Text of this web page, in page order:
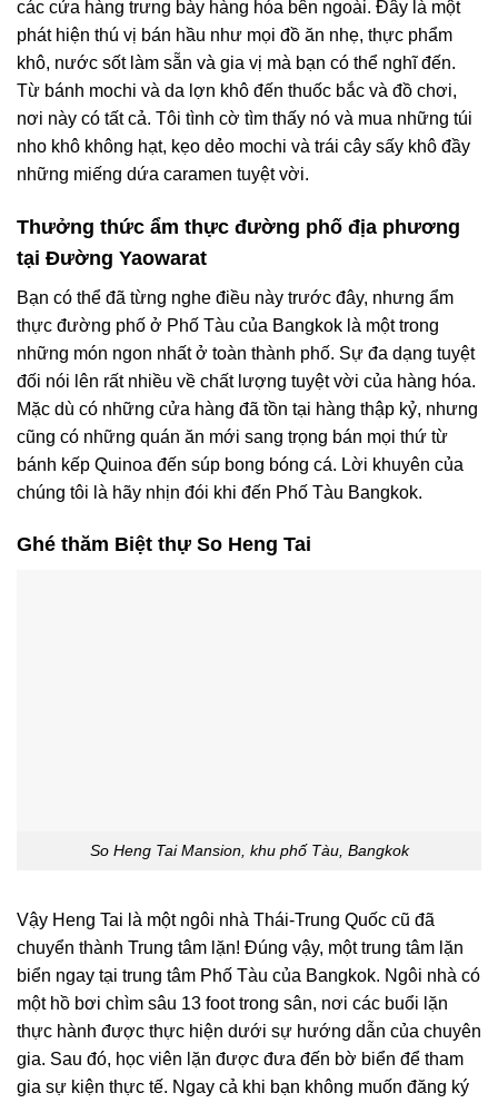
các cửa hàng trưng bày hàng hóa bên ngoài. Đây là một
phát hiện thú vị bán hầu như mọi đồ ăn nhẹ, thực phẩm
khô, nước sốt làm sẵn và gia vị mà bạn có thể nghĩ đến.
Từ bánh mochi và da lợn khô đến thuốc bắc và đồ chơi,
nơi này có tất cả. Tôi tình cờ tìm thấy nó và mua những túi
nho khô không hạt, kẹo dẻo mochi và trái cây sấy khô đầy
những miếng dứa caramen tuyệt vời.
Thưởng thức ẩm thực đường phố địa phương
tại Đường Yaowarat
Bạn có thể đã từng nghe điều này trước đây, nhưng ẩm
thực đường phố ở Phố Tàu của Bangkok là một trong
những món ngon nhất ở toàn thành phố. Sự đa dạng tuyệt
đối nói lên rất nhiều về chất lượng tuyệt vời của hàng hóa.
Mặc dù có những cửa hàng đã tồn tại hàng thập kỷ, nhưng
cũng có những quán ăn mới sang trọng bán mọi thứ từ
bánh kếp Quinoa đến súp bong bóng cá. Lời khuyên của
chúng tôi là hãy nhịn đói khi đến Phố Tàu Bangkok.
Ghé thăm Biệt thự So Heng Tai
So Heng Tai Mansion, khu phố Tàu, Bangkok
Vậy Heng Tai là một ngôi nhà Thái-Trung Quốc cũ đã
chuyển thành Trung tâm lặn! Đúng vậy, một trung tâm lặn
biển ngay tại trung tâm Phố Tàu của Bangkok. Ngôi nhà có
một hồ bơi chìm sâu 13 foot trong sân, nơi các buổi lặn
thực hành được thực hiện dưới sự hướng dẫn của chuyên
gia. Sau đó, học viên lặn được đưa đến bờ biển để tham
gia sự kiện thực tế. Ngay cả khi bạn không muốn đăng ký